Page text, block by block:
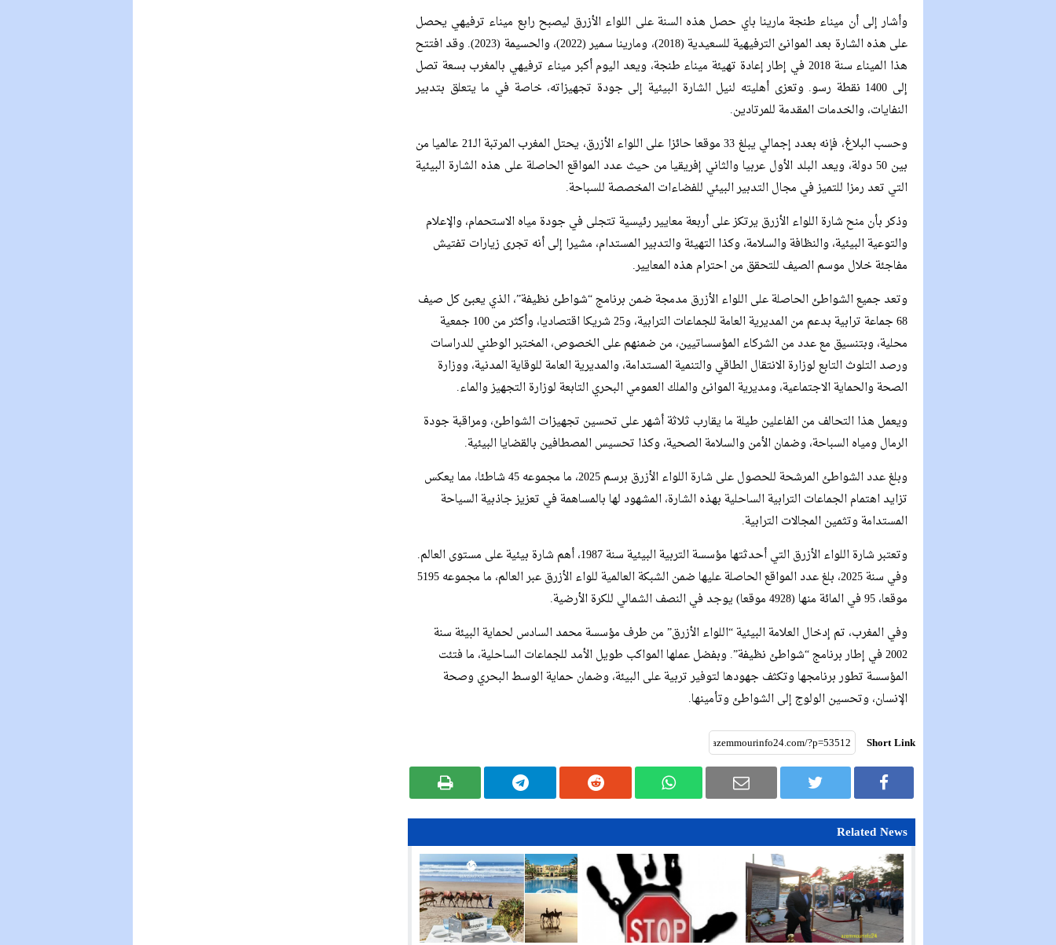
وأشار إلى أن ميناء طنجة مارينا باي حصل هذه السنة على اللواء الأزرق ليصبح رابع ميناء ترفيهي يحصل
على هذه الشارة بعد الموانئ الترفيهية للسعيدية (2018)، ومارينا سمير (2022)، والحسيمة (2023). وقد افتتح
هذا الميناء سنة 2018 في إطار إعادة تهيئة ميناء طنجة، ويعد اليوم أكبر ميناء ترفيهي بالمغرب بسعة تصل
إلى 1400 نقطة رسو. وتعزى أهليته لنيل الشارة البيئية إلى جودة تجهيزاته، خاصة في ما يتعلق بتدبير
النفايات، والخدمات المقدمة للمرتادين.
وحسب البلاغ، فإنه بعدد إجمالي يبلغ 33 موقعا حائزا على اللواء الأزرق، يحتل المغرب المرتبة الـ21 عالميا من
بين 50 دولة، ويعد البلد الأول عربيا والثاني إفريقيا من حيث عدد المواقع الحاصلة على هذه الشارة البيئية
التي تعد رمزا للتميز في مجال التدبير البيئي للفضاءات المخصصة للسباحة.
وذكر بأن منح شارة اللواء الأزرق يرتكز على أربعة معايير رئيسية تتجلى في جودة مياه الاستحمام، والإعلام
والتوعية البيئية، والنظافة والسلامة، وكذا التهيئة والتدبير المستدام، مشيرا إلى أنه تجرى زيارات تفتيش
مفاجئة خلال موسم الصيف للتحقق من احترام هذه المعايير.
وتعد جميع الشواطئ الحاصلة على اللواء الأزرق مدمجة ضمن برنامج “شواطئ نظيفة”، الذي يعبئ كل صيف
68 جماعة ترابية بدعم من المديرية العامة للجماعات الترابية، و25 شريكا اقتصاديا، وأكثر من 100 جمعية
محلية، وبتنسيق مع عدد من الشركاء المؤسساتيين، من ضمنهم على الخصوص، المختبر الوطني للدراسات
ورصد التلوث التابع لوزارة الانتقال الطاقي والتنمية المستدامة، والمديرية العامة للوقاية المدنية، ووزارة
الصحة والحماية الاجتماعية، ومديرية الموانئ والملك العمومي البحري التابعة لوزارة التجهيز والماء.
ويعمل هذا التحالف من الفاعلين طيلة ما يقارب ثلاثة أشهر على تحسين تجهيزات الشواطئ، ومراقبة جودة
الرمال ومياه السباحة، وضمان الأمن والسلامة الصحية، وكذا تحسيس المصطافين بالقضايا البيئية.
وبلغ عدد الشواطئ المرشحة للحصول على شارة اللواء الأزرق برسم 2025، ما مجموعه 45 شاطئا، مما يعكس
تزايد اهتمام الجماعات الترابية الساحلية بهذه الشارة، المشهود لها بالمساهمة في تعزيز جاذبية السياحة
المستدامة وتثمين المجالات الترابية.
وتعتبر شارة اللواء الأزرق التي أحدثتها مؤسسة التربية البيئية سنة 1987، أهم شارة بيئية على مستوى العالم.
وفي سنة 2025، بلغ عدد المواقع الحاصلة عليها ضمن الشبكة العالمية للواء الأزرق عبر العالم، ما مجموعه 5195
موقعا، 95 في المائة منها (4928 موقعا) يوجد في النصف الشمالي للكرة الأرضية.
وفي المغرب، تم إدخال العلامة البيئية “اللواء الأزرق” من طرف مؤسسة محمد السادس لحماية البيئة سنة
2002 في إطار برنامج “شواطئ نظيفة”. وبفضل عملها المواكب طويل الأمد للجماعات الساحلية، ما فتئت
المؤسسة تطور برنامجها وتكثف جهودها لتوفير تربية على البيئة، وضمان حماية الوسط البحري وصحة
الإنسان، وتحسين الولوج إلى الشواطئ وتأمينها.
Short Link
Related News